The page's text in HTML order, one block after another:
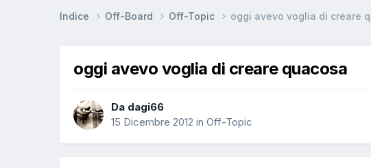
Indice Off-Board Off-Topic oggi avevo voglia di creare
oggi avevo voglia di creare quacosa
Da dagi66
15 Dicembre 2012 in Off-Topic